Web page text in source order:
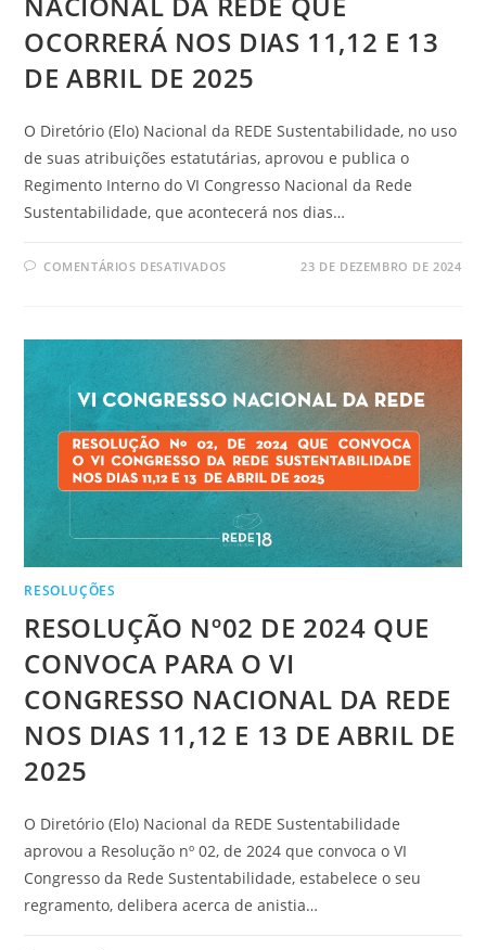
OCORRERÁ NOS DIAS 11,12 E 13
DE ABRIL DE 2025
O Diretório (Elo) Nacional da REDE Sustentabilidade, no uso
de suas atribuições estatutárias, aprovou e publica o
Regimento Interno do VI Congresso Nacional da Rede
Sustentabilidade, que acontecerá nos dias…
COMENTÁRIOS DESATIVADOS 23 DE DEZEMBRO DE 2024
RESOLUÇÕES
RESOLUÇÃO Nº02 DE 2024 QUE
CONVOCA PARA O VI
CONGRESSO NACIONAL DA REDE
NOS DIAS 11,12 E 13 DE ABRIL DE
2025
O Diretório (Elo) Nacional da REDE Sustentabilidade
aprovou a Resolução nº 02, de 2024 que convoca o VI
Congresso da Rede Sustentabilidade, estabelece o seu
regramento, delibera acerca de anistia…